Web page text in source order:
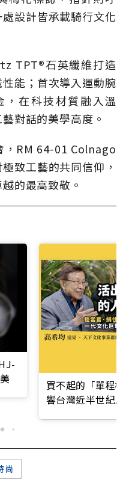
設計皆承載騎行文化
TPT®石英纖維打造
能；首次導入運動腕
在科技材質融入溫
對話的美學高度。
，RM 64-01 Colnago
致工藝的共同信仰，
的最高致敬。
買不起的「單程
響台灣近半世紀
尚